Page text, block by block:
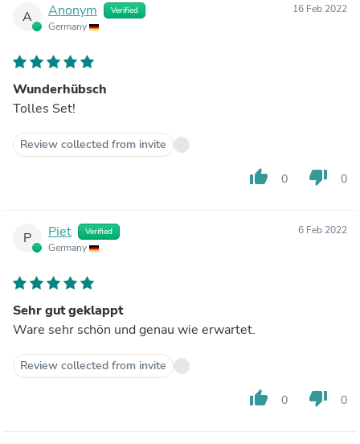
A Anonym Verified
Germany
16 Feb 2022
Wunderhübsch
Tolles Set!
Review collected from invite
thumb_up 0 thumb_down 0
P Piet Verified
Germany
6 Feb 2022
Sehr gut geklappt
Ware sehr schön und genau wie erwartet.
Review collected from invite
thumb_up 0 thumb_down 0